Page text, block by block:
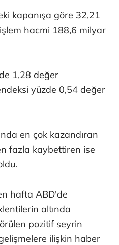
kapanışa göre 32,21
hacmi 188,6 milyar
1,28 değer
yüzde 0,54 değer
en çok kazandıran
fazla kaybettiren ise
hafta ABD'de
altında
pozitif seyrin
ilişkin haber